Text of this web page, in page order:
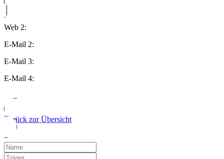
Web 2:
E-Mail 2:
E-Mail 3:
E-Mail 4:
Zurück zur Übersicht